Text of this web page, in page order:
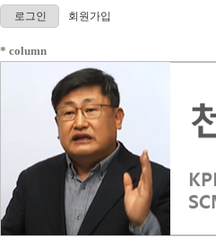
로그인 회원가입
* column